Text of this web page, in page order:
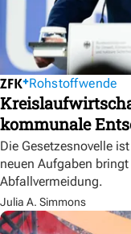
Rohstoffwende
kommunale
Die Gesetzesnovelle
neuen Aufgaben
Abfallvermeidung.
Julia A. Simmons